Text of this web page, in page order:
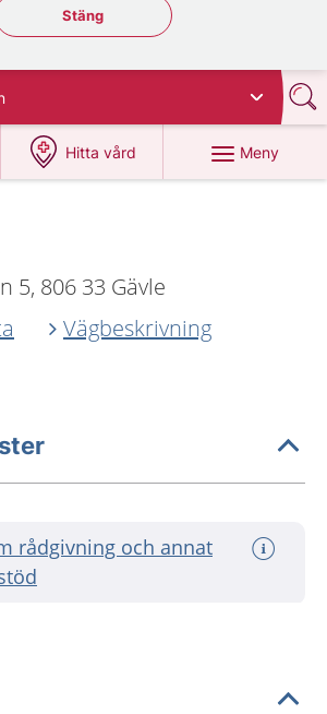
Stäng regionsväljaren
Stäng
Hitta vård
på 1177.se
Meny
5, 806 33 Gävle
Vägbeskrivning
rådgivning och annat